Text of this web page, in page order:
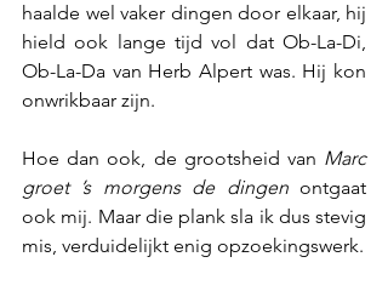
haalde wel vaker dingen door elkaar, hij
hield ook lange tijd vol dat Ob-La-Di,
Ob-La-Da van Herb Alpert was. Hij kon
onwrikbaar zijn.
Hoe dan ook, de grootsheid van Marc
groet ’s morgens de dingen ontgaat
ook mij. Maar die plank sla ik dus stevig
mis, verduidelijkt enig opzoekingswerk.